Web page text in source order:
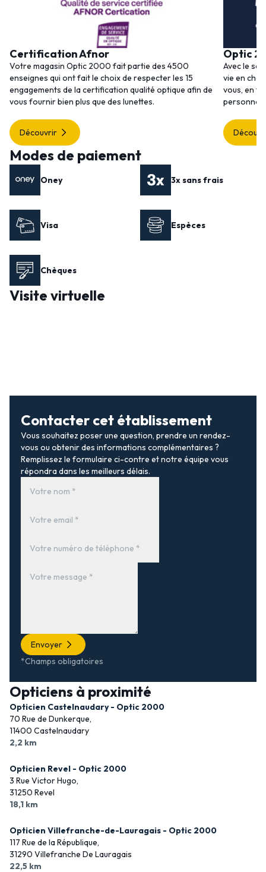
Certification Afnor
Votre magasin Optic 2000 fait partie des 4500
enseignes qui ont fait le choix de respecter les 15
engagements de la certification qualité optique afin de
vous fournir bien plus que des lunettes.
Découvrir
Optic
Avec le
vie en
vous, en
Modes de paiement
Oney 3x sans frais
Visa Espèces
Chèques
Visite virtuelle
Contacter cet établissement
Vous souhaitez poser une question, prendre un rendez-
vous ou obtenir des informations complémentaires ?
Remplissez le formulaire ci-contre et notre équipe vous
répondra dans les meilleurs délais.
Envoyer
*Champs obligatoires
Opticiens à proximité
Opticien Castelnaudary - Optic 2000
70 Rue de Dunkerque,
11400 Castelnaudary
2,2 km
Opticien Revel - Optic 2000
3 Rue Victor Hugo,
31250 Revel
18,1 km
Opticien Villefranche-de-Lauragais - Optic 2000
117 Rue de la République,
31290 Villefranche De Lauragais
22,5 km